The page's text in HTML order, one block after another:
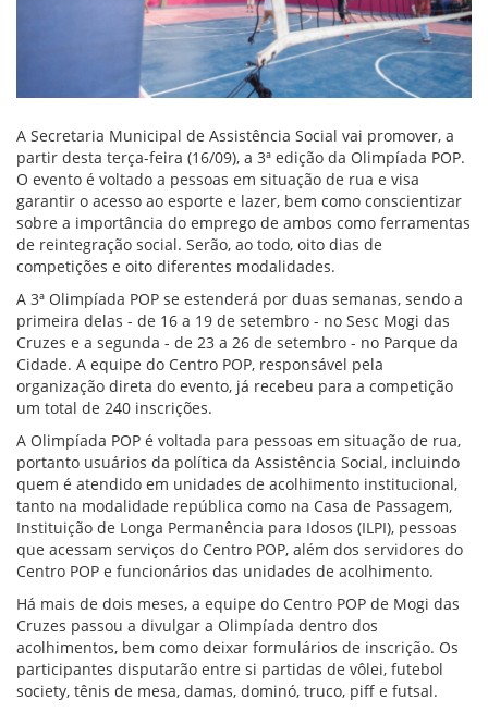
A Secretaria Municipal de Assistência Social vai promover, a
partir desta terça-feira (16/09), a 3ª edição da Olimpíada POP.
O evento é voltado a pessoas em situação de rua e visa
garantir o acesso ao esporte e lazer, bem como conscientizar
sobre a importância do emprego de ambos como ferramentas
de reintegração social. Serão, ao todo, oito dias de
competições e oito diferentes modalidades.
A 3ª Olimpíada POP se estenderá por duas semanas, sendo a
primeira delas - de 16 a 19 de setembro - no Sesc Mogi das
Cruzes e a segunda - de 23 a 26 de setembro - no Parque da
Cidade. A equipe do Centro POP, responsável pela
organização direta do evento, já recebeu para a competição
um total de 240 inscrições.
A Olimpíada POP é voltada para pessoas em situação de rua,
portanto usuários da política da Assistência Social, incluindo
quem é atendido em unidades de acolhimento institucional,
tanto na modalidade república como na Casa de Passagem,
Instituição de Longa Permanência para Idosos (ILPI), pessoas
que acessam serviços do Centro POP, além dos servidores do
Centro POP e funcionários das unidades de acolhimento.
Há mais de dois meses, a equipe do Centro POP de Mogi das
Cruzes passou a divulgar a Olimpíada dentro dos
acolhimentos, bem como deixar formulários de inscrição. Os
participantes disputarão entre si partidas de vôlei, futebol
society, tênis de mesa, damas, dominó, truco, piff e futsal.